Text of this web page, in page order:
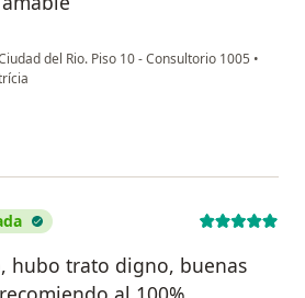
del Rio. Piso 10 - Consultorio 1005 •
A
hubo trato digno, buenas